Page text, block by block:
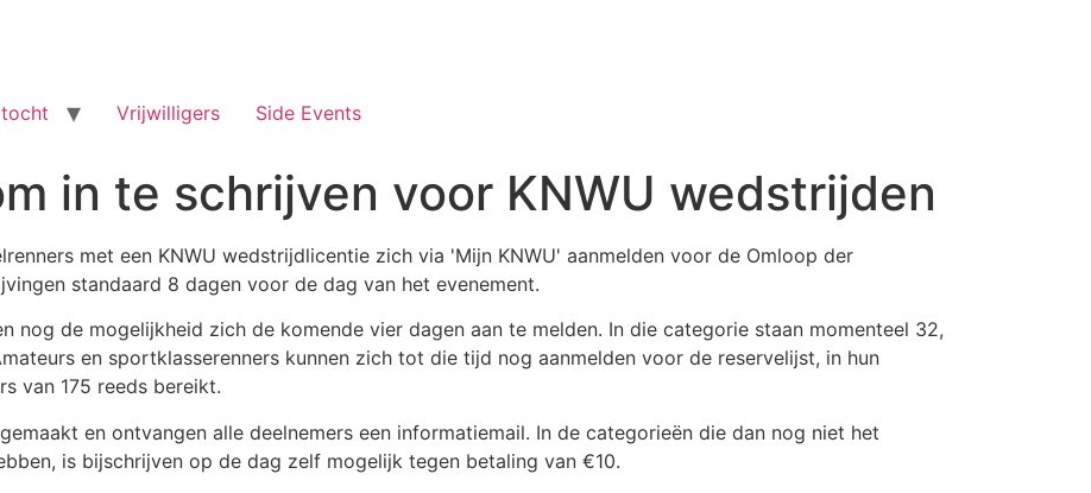
Vrijwilligers Side Events
in te schrijven voor KNWU wedstrijden
met een KNWU wedstrijdlicentie zich via 'Mijn KNWU' aanmelden voor de Omloop der
standaard 8 dagen voor de dag van het evenement.
nog de mogelijkheid zich de komende vier dagen aan te melden. In die categorie staan momenteel 32,
en sportklasserenners kunnen zich tot die tijd nog aanmelden voor de reservelijst, in hun
van 175 reeds bereikt.
en ontvangen alle deelnemers een informatiemail. In de categorieën die dan nog niet het
is bijschrijven op de dag zelf mogelijk tegen betaling van €10.